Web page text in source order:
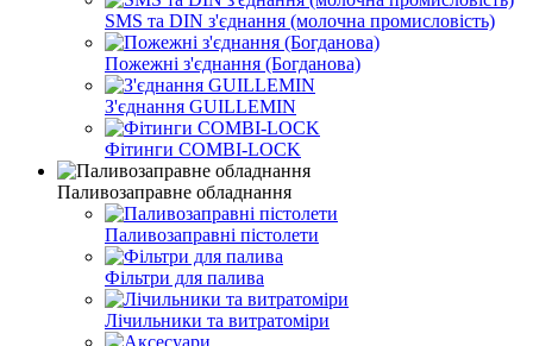
SMS та DIN з'єднання (молочна промисловість)
Пожежні з'єднання (Богданова)
З'єднання GUILLEMIN
Фітинги СOMBI-LOCK
Паливозаправне обладнання
Паливозаправні пістолети
Фільтри для палива
Лічильники та витратоміри